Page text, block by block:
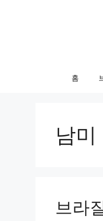
홈
남미
브라